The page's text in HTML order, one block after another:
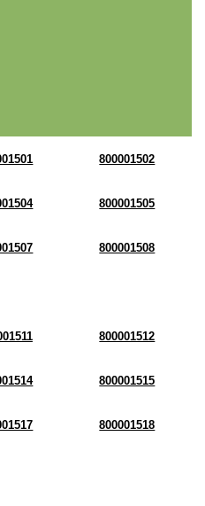
800001502
800001505
800001508
800001512
800001515
800001518